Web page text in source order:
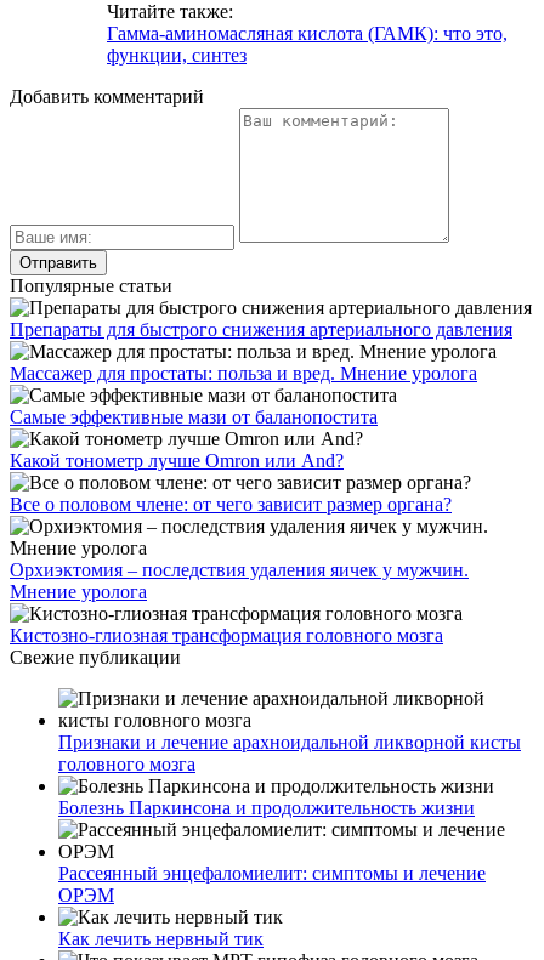
Читайте также:
Гамма-аминомасляная кислота (ГАМК): что это,
функции, синтез
Добавить комментарий
Популярные статьи
Препараты для быстрого снижения артериального давления
Массажер для простаты: польза и вред. Мнение уролога
Самые эффективные мази от баланопостита
Какой тонометр лучше Omron или And?
Все о половом члене: от чего зависит размер органа?
Орхиэктомия – последствия удаления яичек у мужчин.
Мнение уролога
Кистозно-глиозная трансформация головного мозга
Свежие публикации
Признаки и лечение арахноидальной ликворной кисты
головного мозга
Болезнь Паркинсона и продолжительность жизни
Рассеянный энцефаломиелит: симптомы и лечение
ОРЭМ
Как лечить нервный тик